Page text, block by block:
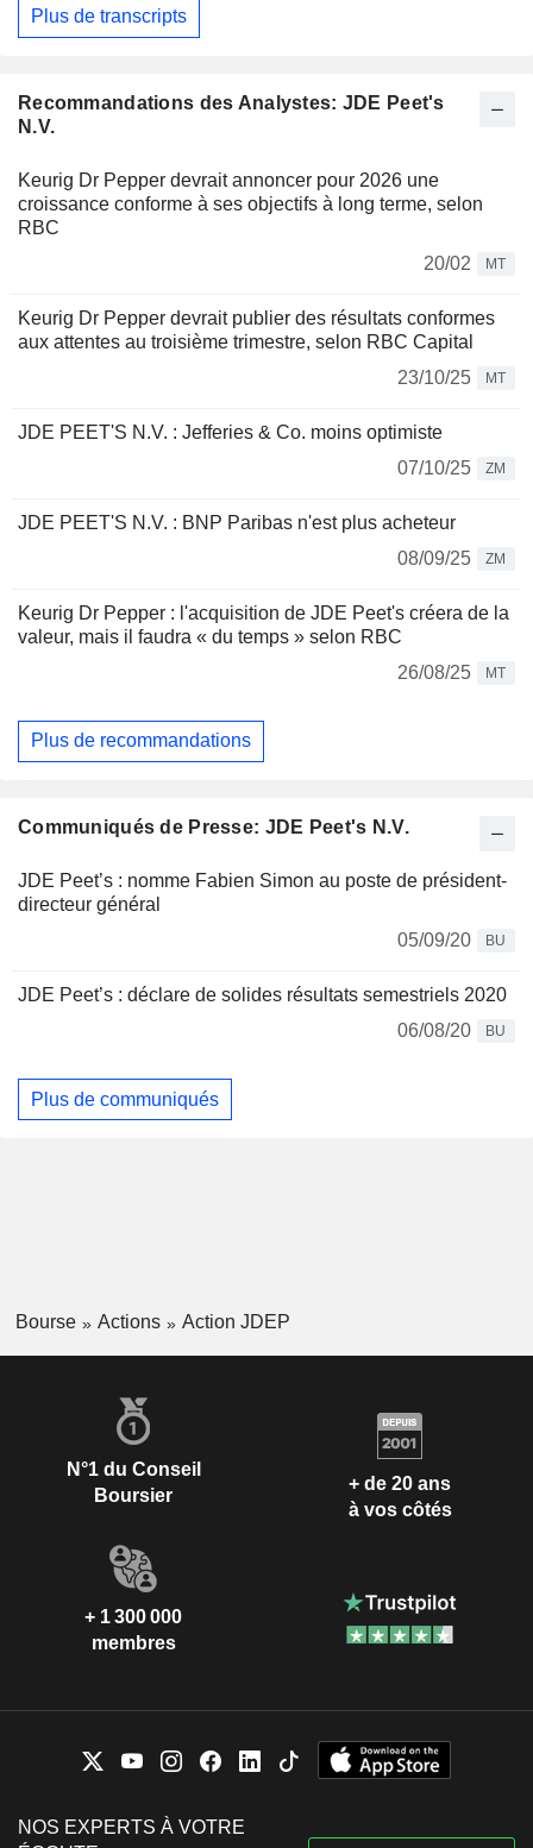
Plus de transcripts
Recommandations des Analystes: JDE Peet's
N.V.
Keurig Dr Pepper devrait annoncer pour 2026 une
croissance conforme à ses objectifs à long terme, selon
RBC
20/02
MT
Keurig Dr Pepper devrait publier des résultats conformes
aux attentes au troisième trimestre, selon RBC Capital
23/10/25
MT
JDE PEET'S N.V. : Jefferies & Co. moins optimiste
07/10/25
ZM
JDE PEET'S N.V. : BNP Paribas n'est plus acheteur
08/09/25
ZM
Keurig Dr Pepper : l'acquisition de JDE Peet's créera de la
valeur, mais il faudra « du temps » selon RBC
26/08/25
MT
Plus de recommandations
Communiqués de Presse: JDE Peet's N.V.
JDE Peet’s : nomme Fabien Simon au poste de président-
directeur général
05/09/20
BU
JDE Peet’s : déclare de solides résultats semestriels 2020
06/08/20
BU
Plus de communiqués
Bourse Actions Action JDEP
N°1 du Conseil
Boursier
+ de 20 ans
à vos côtés
+ 1 300 000
membres
NOS EXPERTS À VOTRE